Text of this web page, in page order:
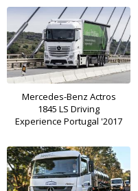
Mercedes-Benz Actros
1845 LS Driving
Experience Portugal '2017